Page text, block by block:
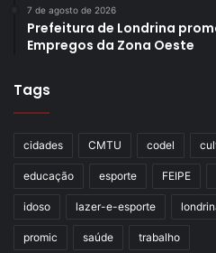
7 de agosto de 2026
Prefeitura de Londrina
Empregos da Zona Oeste
Tags
cidades CMTU codel
educação esporte FEIPE
idoso lazer-e-esporte
promic saúde trabalho